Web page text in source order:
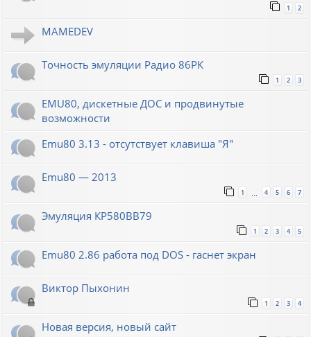
1 2
MAMEDEV
Точность эмуляции Радио 86РК
1 2 3
EMU80, дискетные ДОС и продвинутые
возможности
Emu80 3.13 - отсутствует клавиша "Я"
Emu80 — 2013
1 4 5 6 7
Эмуляция КР580ВВ79
1 2 3 4 5
Emu80 2.86 работа под DOS - гаснет экран
Виктор Пыхонин
1 2 3 4
Новая версия, новый сайт